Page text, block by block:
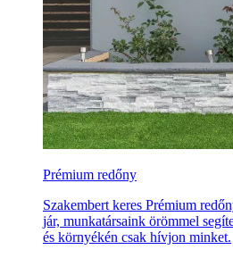
Prémium redőny
Szakembert keres Prémium
jár, munkatársaink örömmel
és környékén csak hívjon minket.